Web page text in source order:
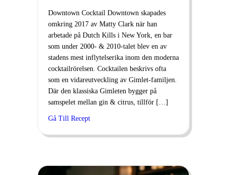
Downtown Cocktail Downtown skapades
omkring 2017 av Matty Clark när han
arbetade på Dutch Kills i New York, en bar
som under 2000- & 2010-talet blev en av
stadens mest inflytelserika inom den moderna
cocktailrörelsen. Cocktailen beskrivs ofta
som en vidareutveckling av Gimlet-familjen.
Där den klassiska Gimleten bygger på
samspelet mellan gin & citrus, tillför […]
Gå Till Recept